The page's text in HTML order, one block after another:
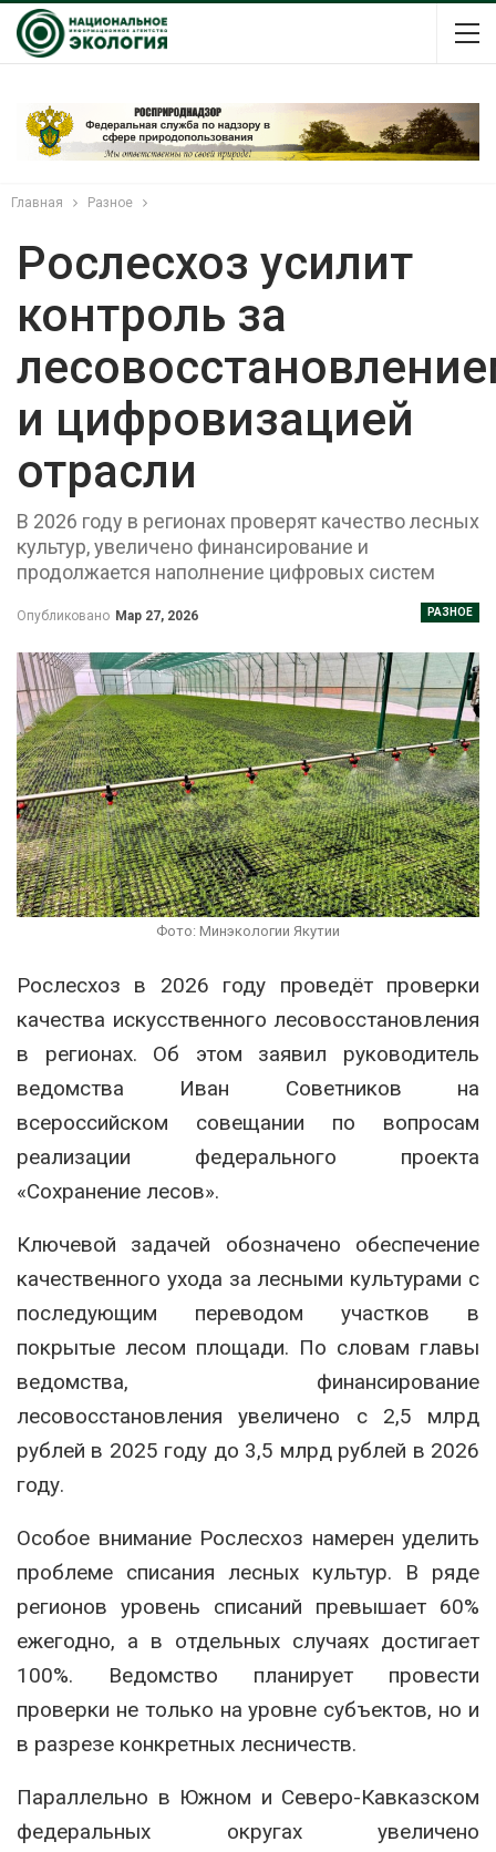
Главная Разное
Рослесхоз усилит
контроль за
и цифровизацией
отрасли
В 2026 году в регионах проверят качество лесных
культур, увеличено финансирование и
продолжается наполнение цифровых систем
РАЗНОЕ
Опубликовано Мар 27, 2026
Фото: Минэкологии Якутии
Рослесхоз в 2026 году проведёт проверки
качества искусственного лесовосстановления
в регионах. Об этом заявил руководитель
ведомства Иван Советников на
всероссийском совещании по вопросам
реализации федерального проекта
«Сохранение лесов».
Ключевой задачей обозначено обеспечение
качественного ухода за лесными культурами с
последующим переводом участков в
покрытые лесом площади. По словам главы
ведомства, финансирование
лесовосстановления увеличено с 2,5 млрд
рублей в 2025 году до 3,5 млрд рублей в 2026
году.
Особое внимание Рослесхоз намерен уделить
проблеме списания лесных культур. В ряде
регионов уровень списаний превышает 60%
ежегодно, а в отдельных случаях достигает
100%. Ведомство планирует провести
проверки не только на уровне субъектов, но и
в разрезе конкретных лесничеств.
Параллельно в Южном и Северо-Кавказском
федеральных округах увеличено